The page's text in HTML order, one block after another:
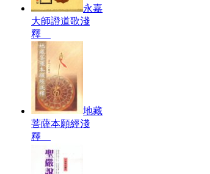
永嘉
大師證道歌淺
釋
地藏
菩薩本願經淺
釋